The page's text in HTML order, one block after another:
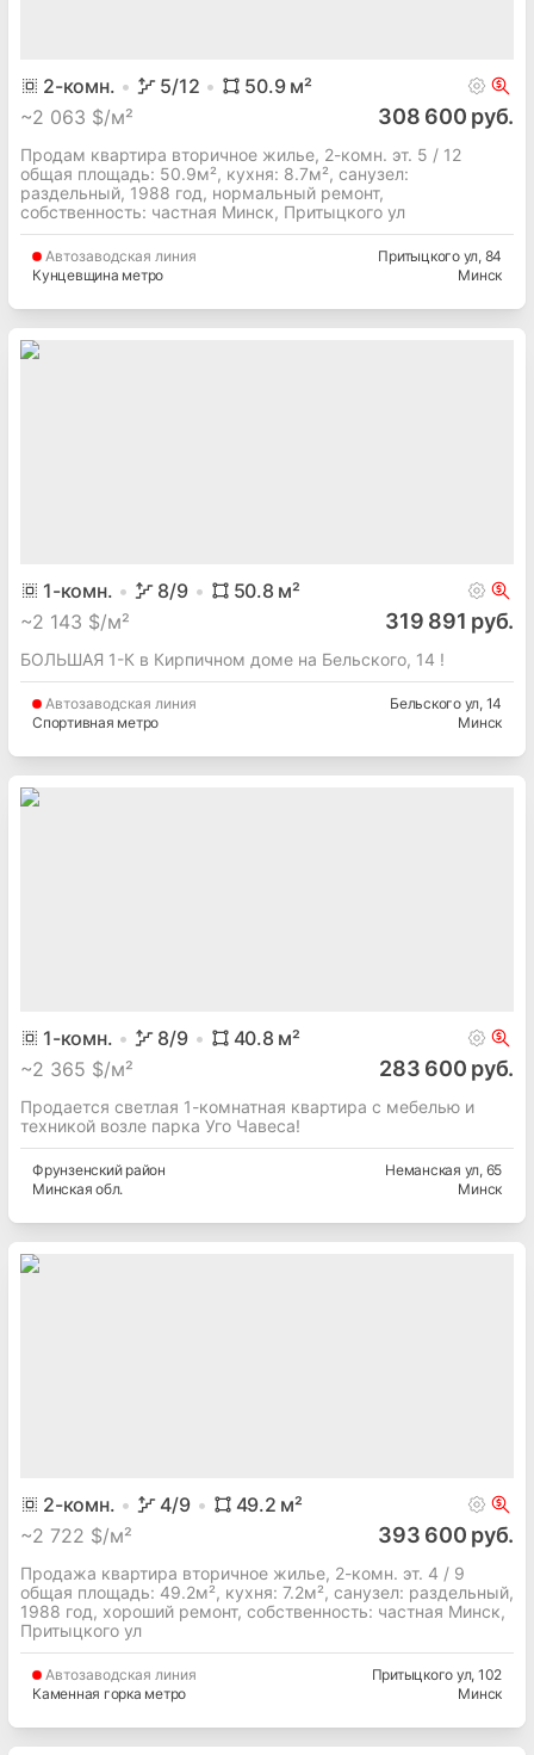
2-комн. 5/12 50.9м²
~2 063 $/м² 308 600 руб.
Продам квартира вторичное жилье, 2-комн. эт. 5 / 12
общая площадь: 50.9м², кухня: 8.7м², cанузел:
раздельный, 1988 год, нормальный ремонт,
собственность: частная Минск, Притыцкого ул
Автозаводская линия
Кунцевщина метро
Притыцкого ул, 84
Минск
1-комн. 8/9 50.8 м²
~2 143 $/м² 319 891 руб.
БОЛЬШАЯ 1-К в Кирпичном доме на Бельского, 14 !
Автозаводская линия
Спортивная метро
Бельского ул, 14
Минск
1-комн. 8/9 40.8 м²
~2 365 $/м² 283 600 руб.
Продается светлая 1-комнатная квартира с мебелью и
техникой возле парка Уго Чавеса!
Фрунзенский район
Минская обл.
Неманская ул, 65
Минск
2-комн. 4/9 49.2 м²
~2 722 $/м² 393 600 руб.
Продажа квартира вторичное жилье, 2-комн. эт. 4 / 9
общая площадь: 49.2м², кухня: 7.2м², cанузел: раздельный,
1988 год, хороший ремонт, собственность: частная Минск,
Притыцкого ул
Автозаводская линия
Каменная горка метро
Притыцкого ул, 102
Минск